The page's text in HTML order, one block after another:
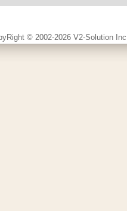
© 2002-2026 V2-Solution